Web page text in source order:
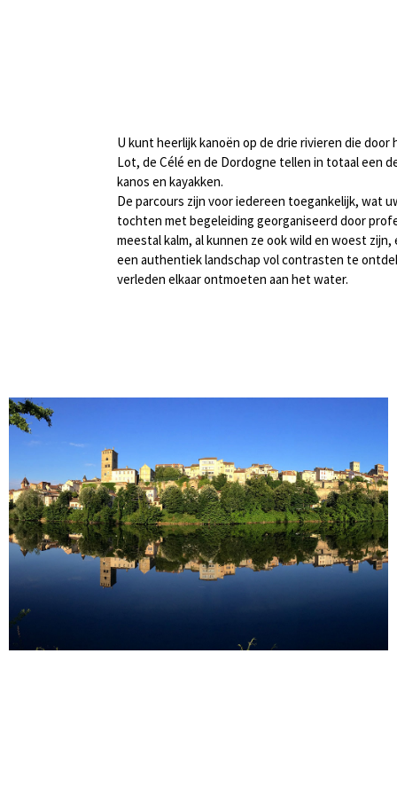
U kunt heerlijk kanoën op de drie rivieren die
Lot, de Célé en de Dordogne tellen in totaal een
kanos en kayakken.
De parcours zijn voor iedereen toegankelijk, wat
tochten met begeleiding georganiseerd door
meestal kalm, al kunnen ze ook wild en woest
een authentiek landschap vol contrasten te
verleden elkaar ontmoeten aan het water.